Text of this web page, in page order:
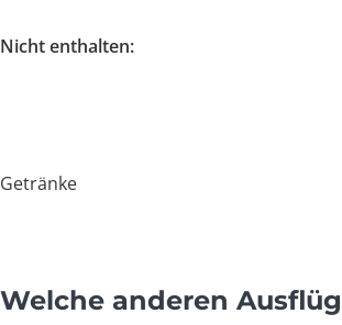
Nicht enthalten:
Getränke
Welche anderen